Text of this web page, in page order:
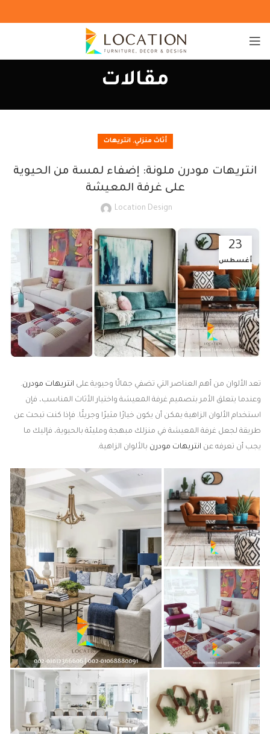
مقالات
أثاث منزلي,انتريهات
انتريهات مودرن ملونة: إضفاء لمسة من الحيوية
على غرفة المعيشة
Location Design
23
أغسطس
تعد الألوان من أهم العناصر التي تضفي جمالًا وحيوية على انتريهات مودرن.
وعندما يتعلق الأمر بتصميم غرفة المعيشة واختيار الأثاث المناسب، فإن
استخدام الألوان الزاهية يمكن أن يكون خيارًا مثيرًا وجريئًا. فإذا كنت تبحث عن
طريقة لجعل غرفة المعيشة في منزلك مبهجة ومليئة بالحيوية، فإليك ما
يجب أن تعرفه عن انتريهات مودرن بالألوان الزاهية.